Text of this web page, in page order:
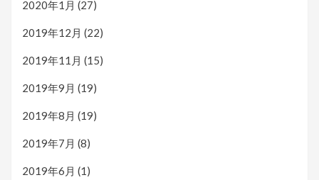
2020年1月 (27)
2019年12月 (22)
2019年11月 (15)
2019年9月 (19)
2019年8月 (19)
2019年7月 (8)
2019年6月 (1)